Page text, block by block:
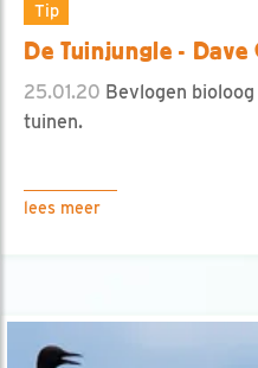
Tip
De Tuinjungle - Dave
25.01.20 Bevlogen
tuinen.
lees meer